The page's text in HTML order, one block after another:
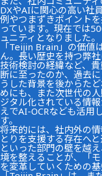
DXやAIに関心の高い社
例やつまずきポイント
っています。現在では
ュニティとなりました。
「Teijin Brain」の価値
ん。長い歴史を持つ弊
技術検討の経緯など、
断に至ったのか、過去
うした背景を後からた
めにも、また次世代の
ジタル化されている情
えでAI-OCRなども活用
す。
将来的には、社内外の
とりを支援する存在へ
といった部門の壁を越
境を整えることが、「
を変革していくための